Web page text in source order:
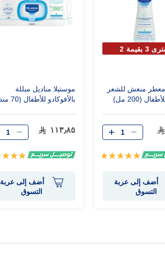
3 بقيمة 2
معطر منعش للشعر
(200 مل)
تقييم:
أضف إلى عربة
التسوق
موستيلا مناديل مبللة
بالأفوكادو للأطفال (70 منديل)
١١٣٫٨٥
تقييم:
أضف إلى عربة
التسوق